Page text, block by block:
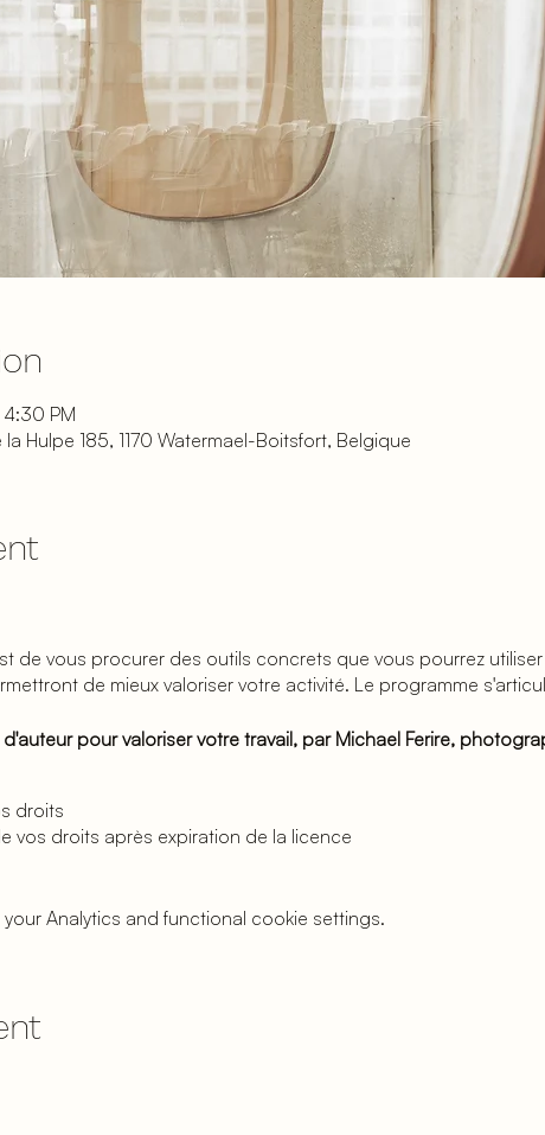
PM
Hulpe 185, 1170 Watermael-Boitsfort, Belgique
de vous procurer des outils concrets que vous pourrez
de mieux valoriser votre activité. Le programme
d'auteur pour valoriser votre travail, par Michael Ferire,
droits
vos droits après expiration de la licence
(droits d'auteur), par Stéphanie Hermoye et Mailys
doivent figurer dans vos licences (vous repartirez avec un
à l’intelligence artificielle
Analytics and functional cookie settings.